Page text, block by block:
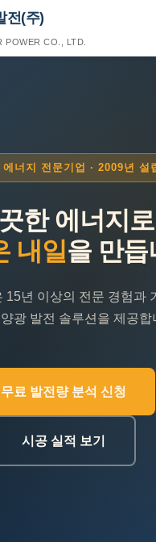
전(주)
POWER CO., LTD.
에너지 전문기업 · 2009년 설
한 에너지로
내일 을 만듭
15년 이상의 전문 경험과
광 발전 솔루션을 제공합
무료 발전량 분석 신청
시공 실적 보기